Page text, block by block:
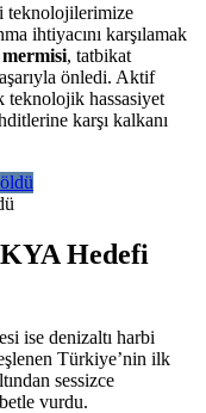
teknolojilerimize
ihtiyacını karşılamak
, tatbikat
önledi. Aktif
teknolojik hassasiyet
karşı kalkanı
Hedefi
ise denizaltı harbi
Türkiye’nin ilk
sessizce
vurdu.